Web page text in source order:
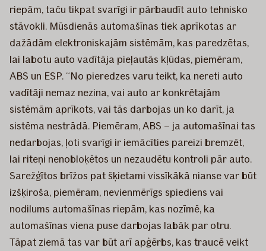
riepām, taču tikpat svarīgi ir pārbaudīt auto tehnisko
stāvokli. Mūsdienās automašīnas tiek aprīkotas ar
dažādām elektroniskajām sistēmām, kas paredzētas,
lai labotu auto vadītāja pieļautās kļūdas, piemēram,
ABS un ESP. “No pieredzes varu teikt, ka nereti auto
vadītāji nemaz nezina, vai auto ar konkrētajām
sistēmām aprīkots, vai tās darbojas un ko darīt, ja
sistēma nestrādā. Piemēram, ABS – ja automašīnai tas
nedarbojas, ļoti svarīgi ir iemācīties pareizi bremzēt,
lai riteņi nenobloķētos un nezaudētu kontroli pār auto.
Sarežģītos brīžos pat šķietami vissīkākā nianse var būt
izšķiroša, piemēram, nevienmērīgs spiediens vai
nodilums automašīnas riepām, kas nozīmē, ka
automašīnas viena puse darbojas labāk par otru.
Tāpat ziemā tas var būt arī apģērbs, kas traucē veikt